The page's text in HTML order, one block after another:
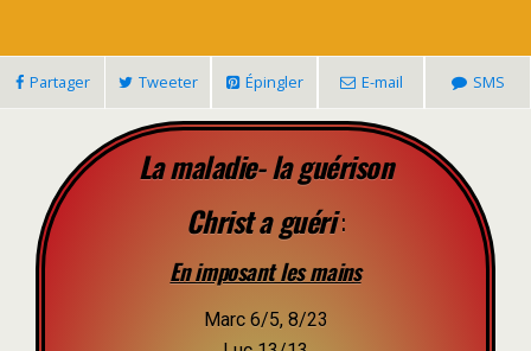
Partager Tweeter Épingler E-mail SMS
La maladie- la guérison
Christ a guéri:
En imposant les mains
Marc 6/5, 8/23